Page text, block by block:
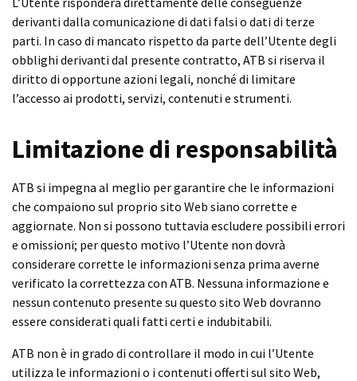
derivanti dalla comunicazione di dati falsi o dati di terze
parti. In caso di mancato rispetto da parte dell’Utente degli
obblighi derivanti dal presente contratto, ATB si riserva il
diritto di opportune azioni legali, nonché di limitare
l’accesso ai prodotti, servizi, contenuti e strumenti.
Limitazione di responsabilità
ATB si impegna al meglio per garantire che le informazioni
che compaiono sul proprio sito Web siano corrette e
aggiornate. Non si possono tuttavia escludere possibili errori
e omissioni; per questo motivo l’Utente non dovrà
considerare corrette le informazioni senza prima averne
verificato la correttezza con ATB. Nessuna informazione e
nessun contenuto presente su questo sito Web dovranno
essere considerati quali fatti certi e indubitabili.
ATB non è in grado di controllare il modo in cui l’Utente
utilizza le informazioni o i contenuti offerti sul sito Web,